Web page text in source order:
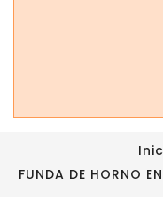
FUNDA DE HORNO